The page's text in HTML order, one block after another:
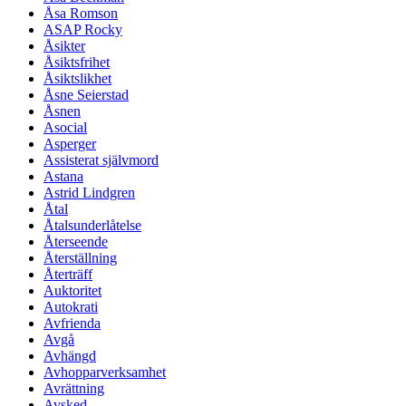
Åsa Romson
ASAP Rocky
Åsikter
Åsiktsfrihet
Åsiktslikhet
Åsne Seierstad
Åsnen
Asocial
Asperger
Assisterat självmord
Astana
Astrid Lindgren
Åtal
Åtalsunderlåtelse
Återseende
Återställning
Återträff
Auktoritet
Autokrati
Avfrienda
Avgå
Avhängd
Avhopparverksamhet
Avrättning